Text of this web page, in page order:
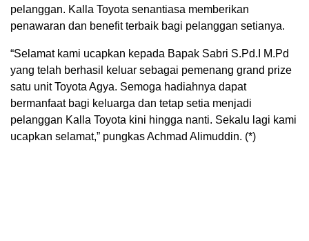
pelanggan. Kalla Toyota senantiasa memberikan
penawaran dan benefit terbaik bagi pelanggan setianya.
“Selamat kami ucapkan kepada Bapak Sabri S.Pd.I M.Pd
yang telah berhasil keluar sebagai pemenang grand prize
satu unit Toyota Agya. Semoga hadiahnya dapat
bermanfaat bagi keluarga dan tetap setia menjadi
pelanggan Kalla Toyota kini hingga nanti. Sekalu lagi kami
ucapkan selamat,” pungkas Achmad Alimuddin. (*)